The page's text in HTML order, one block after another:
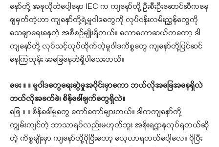
နော်တို့ အခုလိုဘဲပေါ့နော IEC က ကျနော်တို့ ဦးစီးဦးဆောင်ဆီကနေ
ချမှတ်တဲ့ဟာ ကျနော်တို့ရဲ့မူဝါဒတွေကို လုပ်ငန်းလမ်းညွှန်တွေကို
သေချာရေးနေတဲ့ အစီစဉ်မျိုးရှိတယ်။ လောလောဆယ်ကတော့ ဒါ
ကျနော်တို့ လုပ်သင့်လုပ်ထိုက်တဲ့မူဝါဒကိစ္စတွေ ကျနော်တို့ပြင်ဆင်
နေကြတုန်း အခြေနေဘဲရှိပါသေးတယ်။
မေး ။ ။ မူဝါဒတွေရေးဆွဲမှုအပိုင်းမှာကော ဘယ်လိုအခြေအနေရှိလဲ
ဘယ်လိုအခက်ခဲ၊ စိန်ခေါ်ချက်တွေရှိလဲ။
ဖြေ ။ ။ စိန်ခေါ်မှုတွေ တော်တော်များတယ်။ ဒါကကျနော်တို့
ကျွမ်းကျင်တဲ့ ဘာသာရပ်လည်းမဟုတ်ဘူး အစိုးရဌာနလုပ်ရတယ်ဆို
တဲ့ ကိစ္စမျိုးမှာ ကျနော်တို့ပိုပြီးတော့ လေ့လာရတယ်ပေါ့လေ။ ပိုပြီး